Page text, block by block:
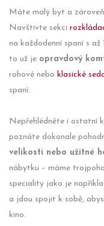
Máte malý byt a
Navštivte sekci
na každodenní spaní s
to už je opravdový
rohové nebo klasické
spaní.
Nepřehlédněte i ostatní
poznáte dokonale
velikosti nebo užitné
nábytku – máme
speciality jako je
a jdou spojit k sobě,
kino.